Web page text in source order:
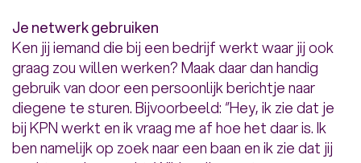
Je netwerk gebruiken
Ken jij iemand die bij een bedrijf werkt waar jij ook
graag zou willen werken? Maak daar dan handig
gebruik van door een persoonlijk berichtje naar
diegene te sturen. Bijvoorbeeld: ‘’Hey, ik zie dat je
bij KPN werkt en ik vraag me af hoe het daar is. Ik
ben namelijk op zoek naar een baan en ik zie dat jij